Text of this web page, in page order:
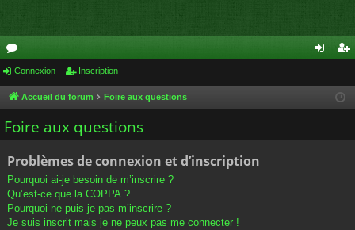
or
u
m
cri
Connexion Inscription
Accueil du forum Foire aux questions
Foire aux questions
Problèmes de connexion et d’inscription
Pourquoi ai-je besoin de m’inscrire ?
Qu’est-ce que la COPPA ?
Pourquoi ne puis-je pas m’inscrire ?
Je suis inscrit mais je ne peux pas me connecter !